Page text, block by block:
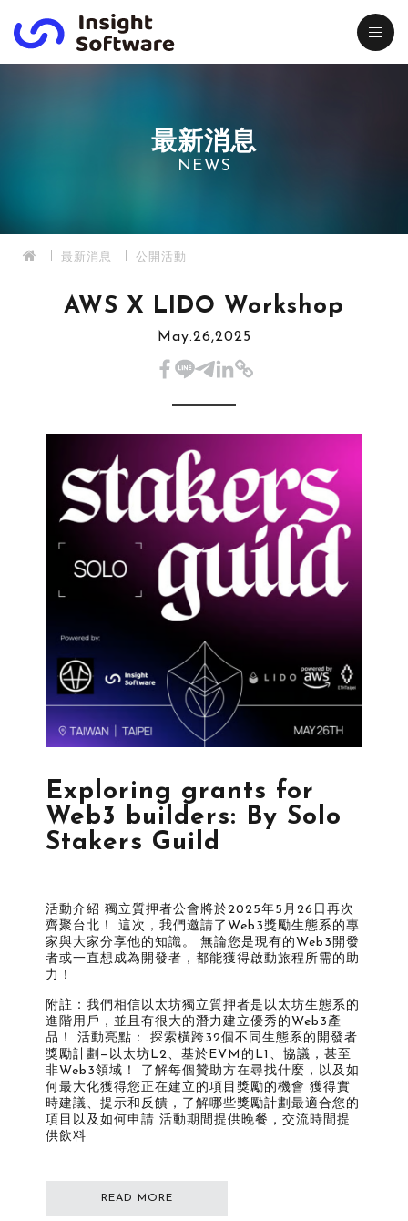
最新消息
NEWS
最新消息 公開活動
AWS X LIDO Workshop
May.26,2025
Exploring grants for
Web3 builders: By Solo
Stakers Guild
活動介紹 ​獨立質押者公會將於2025年5月26日再次
齊聚台北！ 這次，我們邀請了Web3獎勵生態系的專
家與大家分享他的知識。 無論您是現有的Web3開發
者或一直想成為開發者，都能獲得啟動旅程所需的助
力！
附註：我們相信以太坊獨立質押者是以太坊生態系的
進階用戶，並且有很大的潛力建立優秀的Web3產
品！ ​活動亮點： ​探索橫跨32個不同生態系的開發者
獎勵計劃—以太坊L2、基於EVM的L1、協議，甚至
非Web3領域！ ​了解每個贊助方在尋找什麼，以及如
何最大化獲得您正在建立的項目獎勵的機會 ​獲得實
時建議、提示和反饋，了解哪些獎勵計劃最適合您的
項目以及如何申請 ​活動期間提供晚餐，交流時間提
供飲料
READ MORE